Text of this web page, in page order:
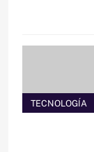
TECNOLOGÍA